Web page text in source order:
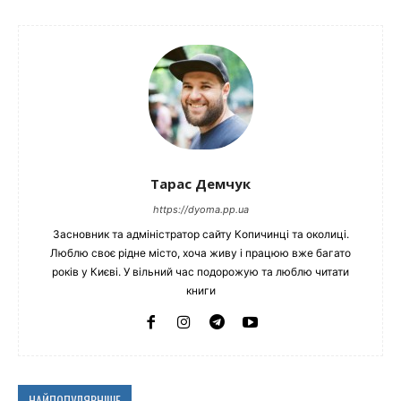
Тарас Демчук
https://dyoma.pp.ua
Засновник та адміністратор сайту Копичинці та околиці.
Люблю своє рідне місто, хоча живу і працюю вже багато
років у Києві. У вільний час подорожую та люблю читати
книги